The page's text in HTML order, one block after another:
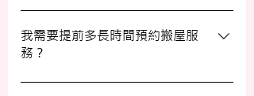
我們不會向客戶索取小費，但客戶可自願性
地為搬運團隊作獎賞，以表達對我們服務的
滿意。
我需要提前多長時間預約搬屋服
務？
我們建議您在搬屋前一至三星期預約搬運日